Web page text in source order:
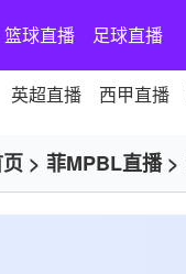
篮球直播 足球直播
英超直播 西甲直播
> 菲MPBL直播>